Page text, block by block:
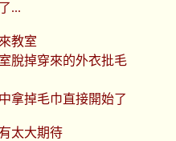
...
教室
脫掉穿來的外衣批毛
拿掉毛巾直接開始了
太大期待